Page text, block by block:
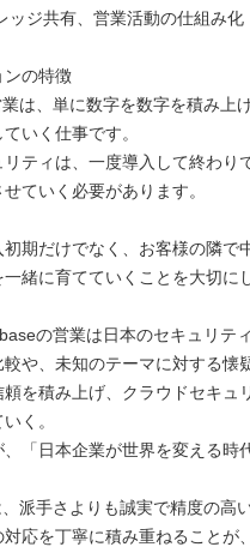
ッジ共有、営業活動の仕組み化
の特徴
は、単に数字を数字を積み上
いく仕事です。
リティは、一度導入して終わ
ていく必要があります。
期だけでなく、お客様の隣
緒に育てていくことを大切に
の営業は日本のセキュリテ
や、未知のテーマに対する懐
を積み上げ、クラウドセキ
く。
「日本企業が世界を変える時
派手さよりも誠実で精度の高
応を丁寧に積み重ねることが